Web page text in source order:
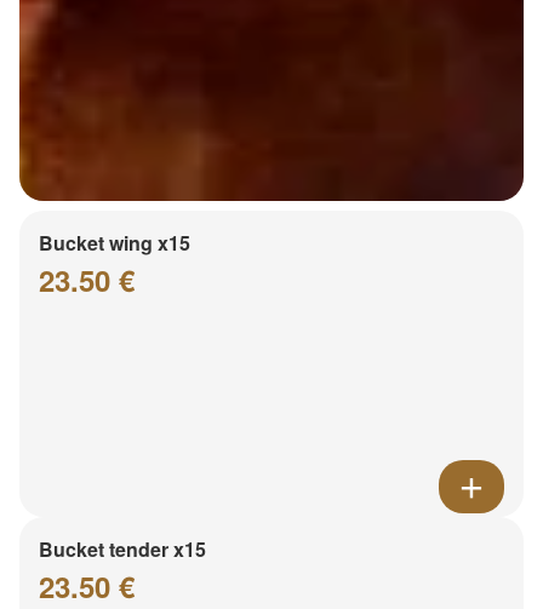
Bucket wing x15
23.50 €
Bucket tender x15
23.50 €